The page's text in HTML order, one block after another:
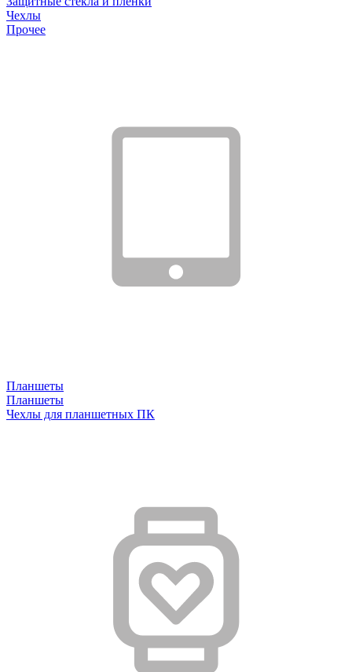
Чехлы
Прочее
Планшеты
Планшеты
Чехлы для планшетных ПК